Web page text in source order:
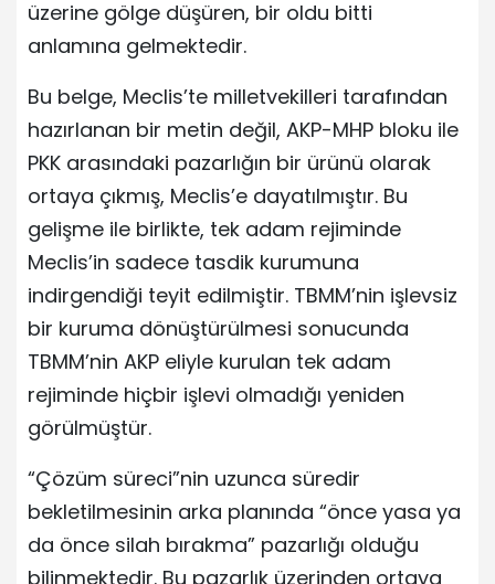
üzerine gölge düşüren, bir oldu bitti
anlamına gelmektedir.
Bu belge, Meclis’te milletvekilleri tarafından
hazırlanan bir metin değil, AKP-MHP bloku ile
PKK arasındaki pazarlığın bir ürünü olarak
ortaya çıkmış, Meclis’e dayatılmıştır. Bu
gelişme ile birlikte, tek adam rejiminde
Meclis’in sadece tasdik kurumuna
indirgendiği teyit edilmiştir. TBMM’nin işlevsiz
bir kuruma dönüştürülmesi sonucunda
TBMM’nin AKP eliyle kurulan tek adam
rejiminde hiçbir işlevi olmadığı yeniden
görülmüştür.
“Çözüm süreci”nin uzunca süredir
bekletilmesinin arka planında “önce yasa ya
da önce silah bırakma” pazarlığı olduğu
bilinmektedir. Bu pazarlık üzerinden ortaya